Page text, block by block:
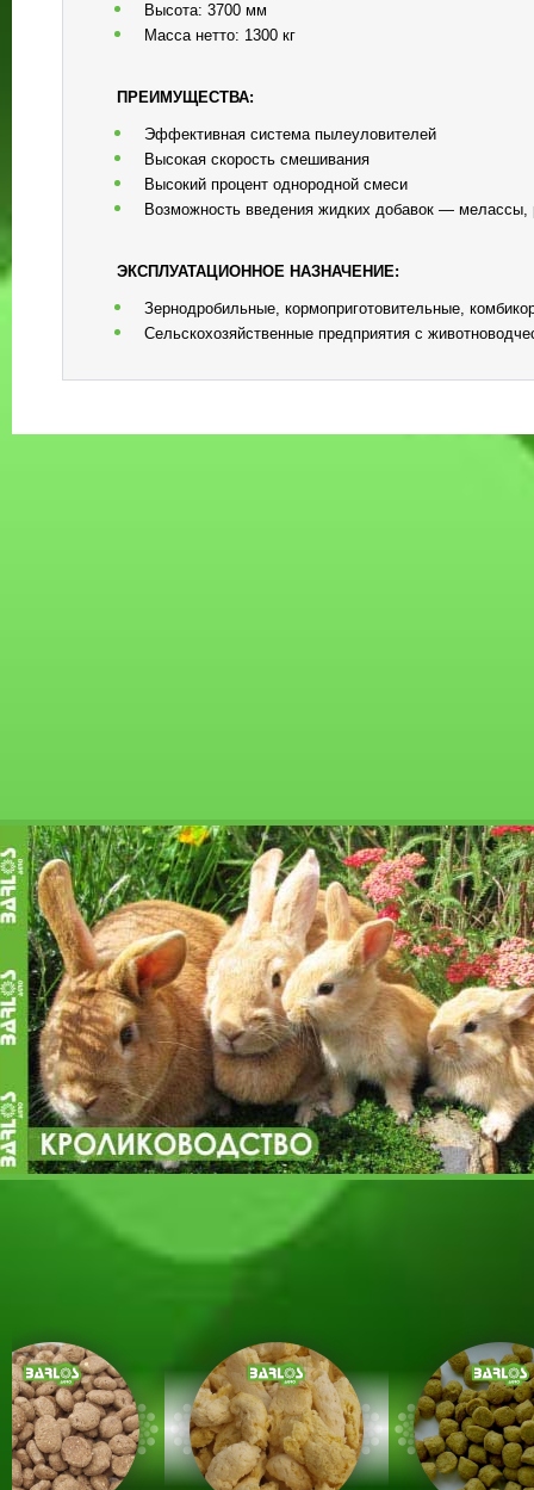
Высота: 3700 мм
Масса нетто: 1300 кг
ПРЕИМУЩЕСТВА:
Эффективная система пылеуловителей
Высокая скорость смешивания
Высокий процент однородной смеси
Возможность введения жидких добавок — мелассы,
ЭКСПЛУАТАЦИОННОЕ НАЗНАЧЕНИЕ:
Зернодробильные, кормоприготовительные,
Сельскохозяйственные предприятия с